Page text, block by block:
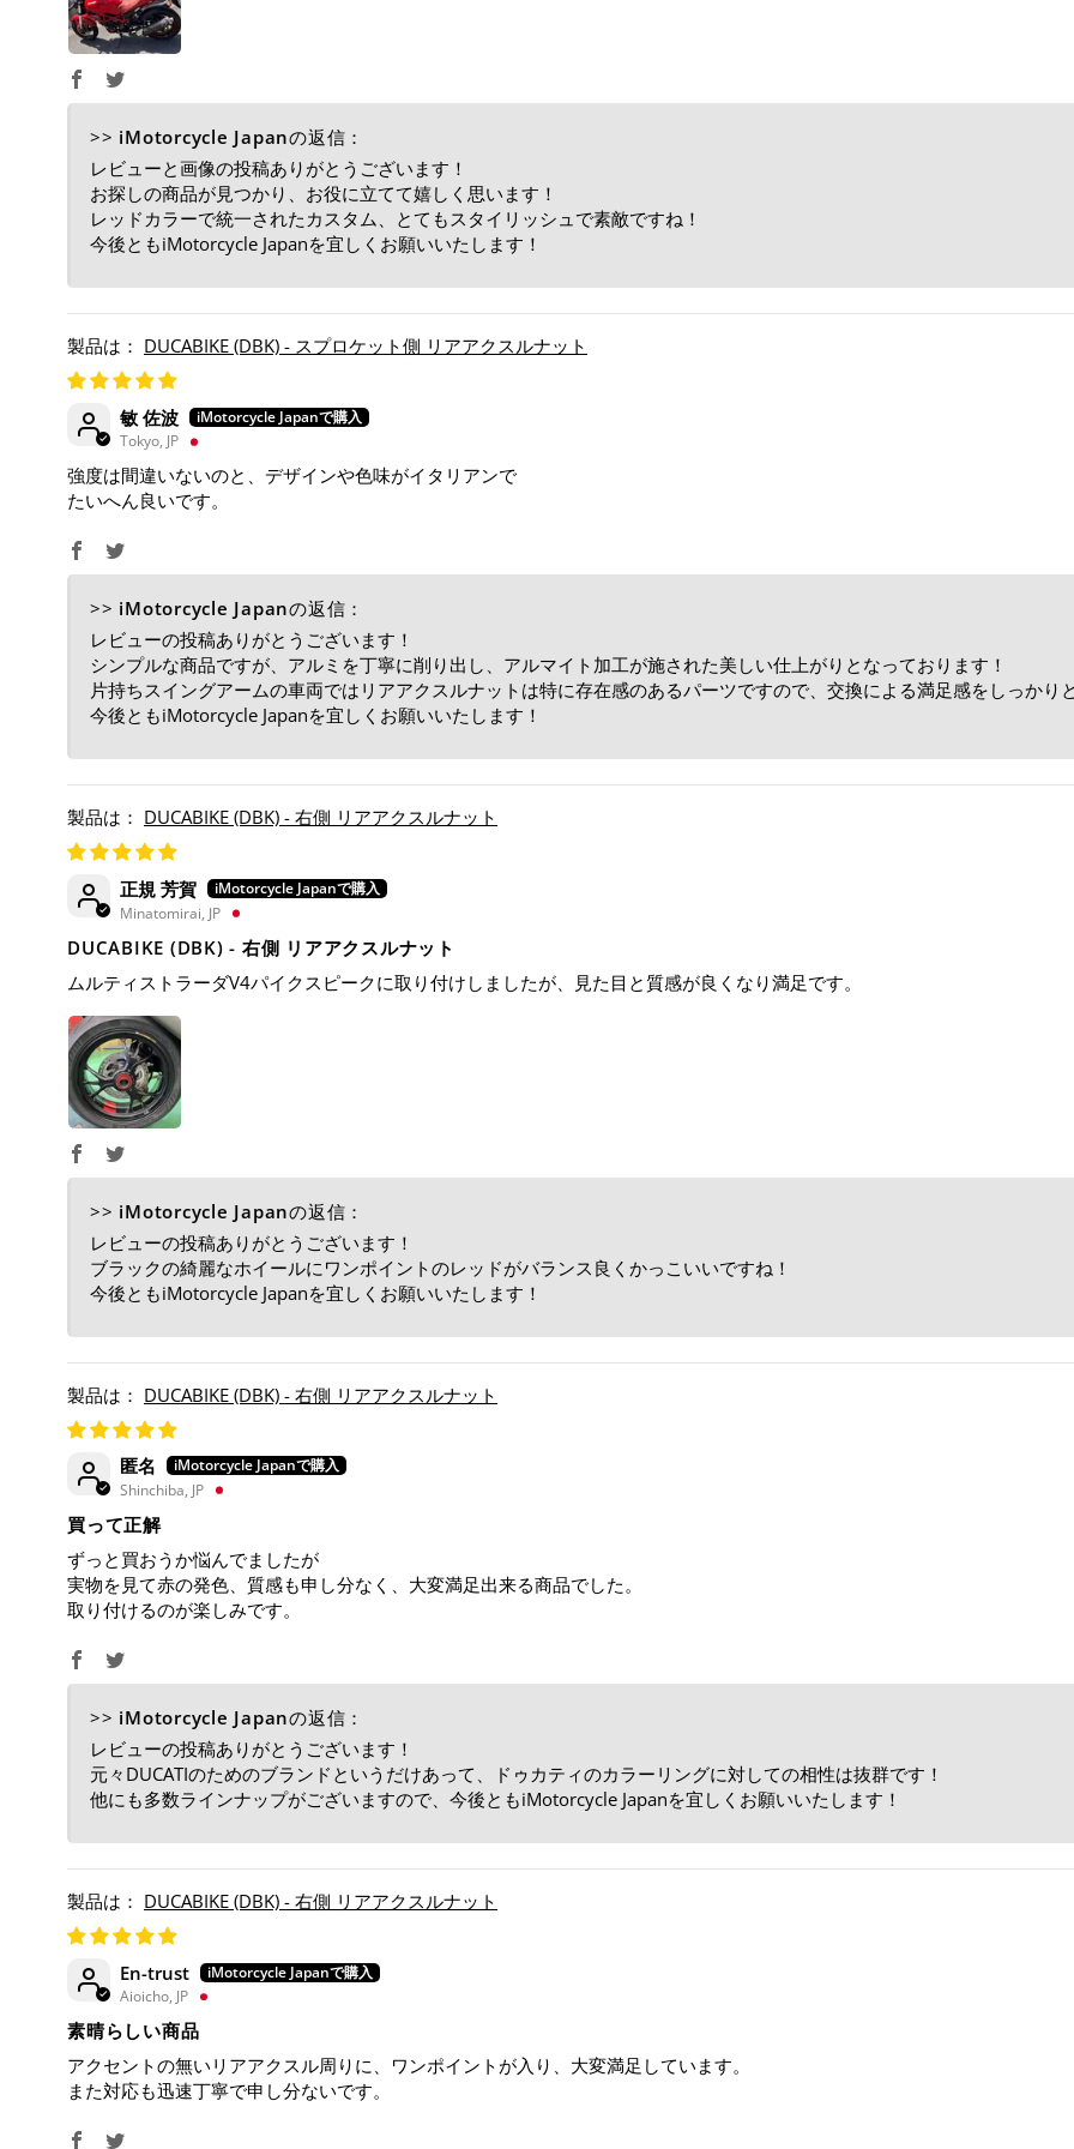
>> iMotorcycle Japanの返信：
レビューと画像の投稿ありがとうございます！
お探しの商品が見つかり、お役に立てて嬉しく思います！
レッドカラーで統一されたカスタム、とてもスタイリッシュで素敵ですね！
今後ともiMotorcycle Japanを宜しくお願いいたします！
DUCABIKE (DBK) - スプロケット側 リアアクスルナット
敏 佐波
Tokyo, JP
強度は間違いないのと、デザインや色味がイタリアンで
たいへん良いです。
>> iMotorcycle Japanの返信：
レビューの投稿ありがとうございます！
シンプルな商品ですが、アルミを丁寧に削り出し、アルマイト加工が施された美しい仕上がりとなっております！
片持ちスイングアームの車両ではリアアクスルナットは特に存在感のあるパーツですので、交換による満足感をしっかり
今後ともiMotorcycle Japanを宜しくお願いいたします！
DUCABIKE (DBK) - 右側 リアアクスルナット
正規 芳賀
Minatomirai, JP
DUCABIKE (DBK) - 右側 リアアクスルナット
ムルティストラーダV4パイクスピークに取り付けしましたが、見た目と質感が良くなり満足です。
>> iMotorcycle Japanの返信：
レビューの投稿ありがとうございます！
ブラックの綺麗なホイールにワンポイントのレッドがバランス良くかっこいいですね！
今後ともiMotorcycle Japanを宜しくお願いいたします！
DUCABIKE (DBK) - 右側 リアアクスルナット
匿名
Shinchiba, JP
買って正解
ずっと買おうか悩んでましたが
実物を見て赤の発色、質感も申し分なく、大変満足出来る商品でした。
取り付けるのが楽しみです。
>> iMotorcycle Japanの返信：
レビューの投稿ありがとうございます！
元々DUCATIのためのブランドというだけあって、ドゥカティのカラーリングに対しての相性は抜群です！
他にも多数ラインナップがございますので、今後ともiMotorcycle Japanを宜しくお願いいたします！
DUCABIKE (DBK) - 右側 リアアクスルナット
En-trust
Aioicho, JP
素晴らしい商品
アクセントの無いリアアクスル周りに、ワンポイントが入り、大変満足しています。
また対応も迅速丁寧で申し分ないです。